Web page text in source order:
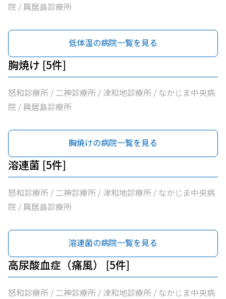
院 / 興居島診療所
低体温の病院一覧を見る
胸焼け [5件]
怒和診療所 / 二神診療所 / 津和地診療所 / なかじま中央病
院 / 興居島診療所
胸焼けの病院一覧を見る
溶連菌 [5件]
怒和診療所 / 二神診療所 / 津和地診療所 / なかじま中央病
院 / 興居島診療所
溶連菌の病院一覧を見る
高尿酸血症（痛風） [5件]
怒和診療所 / 二神診療所 / 津和地診療所 / なかじま中央病